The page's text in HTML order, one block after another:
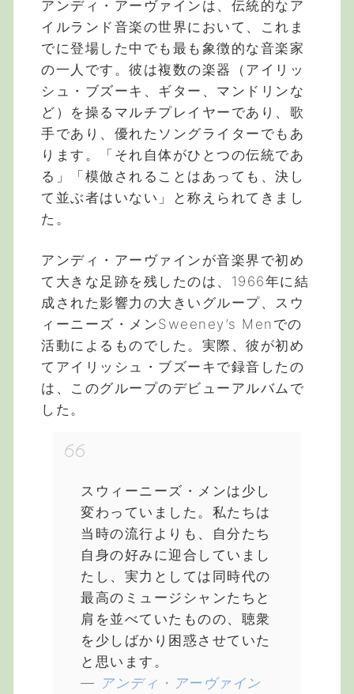
アンディ・アーヴァインは、伝統的なア
イルランド音楽の世界において、これま
でに登場した中でも最も象徴的な音楽家
の一人です。彼は複数の楽器（アイリッ
シュ・ブズーキ、ギター、マンドリンな
ど）を操るマルチプレイヤーであり、歌
手であり、優れたソングライターでもあ
ります。「それ自体がひとつの伝統であ
る」「模倣されることはあっても、決し
て並ぶ者はいない」と称えられてきまし
た。
アンディ・アーヴァインが音楽界で初め
て大きな足跡を残したのは、1966年に結
成された影響力の大きいグループ、スウ
ィーニーズ・メンSweeney’s Menでの
活動によるものでした。実際、彼が初め
てアイリッシュ・ブズーキで録音したの
は、このグループのデビューアルバムで
した。
スウィーニーズ・メンは少し
変わっていました。私たちは
当時の流行よりも、自分たち
自身の好みに迎合していまし
たし、実力としては同時代の
最高のミュージシャンたちと
肩を並べていたものの、聴衆
を少しばかり困惑させていた
と思います。
― アンディ・アーヴァイン